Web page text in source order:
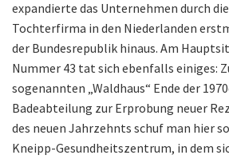
expandierte das Unternehmen durch
Tochterfirma in den Niederlanden
der Bundesrepublik hinaus. Am
Nummer 43 tat sich ebenfalls einiges:
sogenannten „Waldhaus“ Ende der
Badeabteilung zur Erprobung neuer
des neuen Jahrzehnts schuf man hier
Kneipp-Gesundheitszentrum, in dem